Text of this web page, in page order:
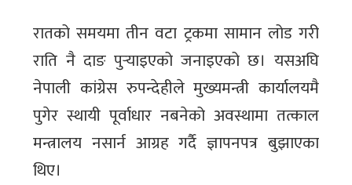
रातको समयमा तीन वटा ट्रकमा सामान लोड गरी
राति नै दाङ पुर्‍याइएको जनाइएको छ। यसअघि
नेपाली कांग्रेस रुपन्देहीले मुख्यमन्त्री कार्यालयमै
पुगेर स्थायी पूर्वाधार नबनेको अवस्थामा तत्काल
मन्त्रालय नसार्न आग्रह गर्दै ज्ञापनपत्र बुझाएका
थिए।